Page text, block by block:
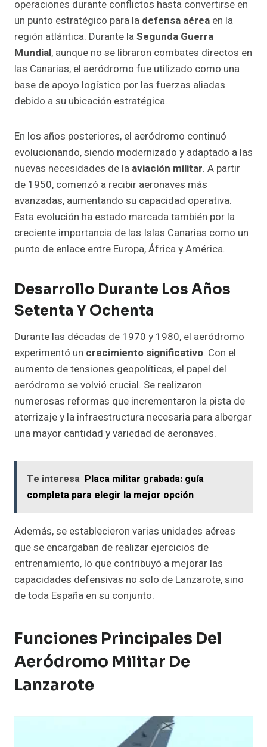
operaciones durante conflictos hasta convertirse en
un punto estratégico para la defensa aérea en la
región atlántica. Durante laSegunda Guerra
Mundial, aunque no se libraron combates directos en
las Canarias, el aeródromo fue utilizado como una
base de apoyo logístico por las fuerzas aliadas
debido a su ubicación estratégica.
En los años posteriores, el aeródromo continuó
evolucionando, siendo modernizado y adaptado a las
nuevas necesidades de la aviación militar. A partir
de 1950, comenzó a recibir aeronaves más
avanzadas, aumentando su capacidad operativa.
Esta evolución ha estado marcada también por la
creciente importancia de las Islas Canarias como un
punto de enlace entre Europa, África y América.
Desarrollo Durante Los Años
Setenta Y Ochenta
Durante las décadas de 1970 y 1980, el aeródromo
experimentó un crecimiento significativo. Con el
aumento de tensiones geopolíticas, el papel del
aeródromo se volvió crucial. Se realizaron
numerosas reformas que incrementaron la pista de
aterrizaje y la infraestructura necesaria para albergar
una mayor cantidad y variedad de aeronaves.
Te interesa Placa militar grabada: guía
completa para elegir la mejor opción
Además, se establecieron varias unidades aéreas
que se encargaban de realizar ejercicios de
entrenamiento, lo que contribuyó a mejorar las
capacidades defensivas no solo de Lanzarote, sino
de toda España en su conjunto.
Funciones Principales Del
Aeródromo Militar De
Lanzarote